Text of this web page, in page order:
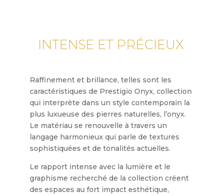
INTENSE ET PRÉCIEUX
Raffinement et brillance, telles sont les
caractéristiques de Prestigio Onyx, collection
qui interprète dans un style contemporain la
plus luxueuse des pierres naturelles, l’onyx.
Le matériau se renouvelle à travers un
langage harmonieux qui parle de textures
sophistiquées et de tonalités actuelles.
Le rapport intense avec la lumière et le
graphisme recherché de la collection créent
des espaces au fort impact esthétique,